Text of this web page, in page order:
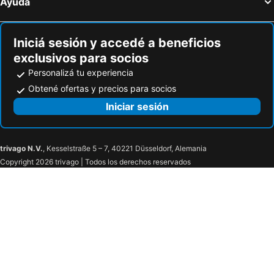
Travelodge Bath Waterside
LSE Carr-Saunders Hall
Hotel Loch Ness Lodge
Hotel Indigo Bath By Ihg
Albrighton Hall Hotel and Spa, a member of Radisson Individuals
Travelodge Cambridge Newmarket Road
Sofitel London Heathrow
Premier Inn Belfast City Cathedral Quarter
The Balmoral Hotel
Hampton by Hilton Edinburgh Airport
Premier Inn St Andrews
Iniciá sesión y accedé a beneficios
exclusivos para socios
Personalizá tu experiencia
Obtené ofertas y precios para socios
Iniciar sesión
trivago N.V., Kesselstraße 5 – 7, 40221 Düsseldorf, Alemania
Copyright 2026 trivago | Todos los derechos reservados